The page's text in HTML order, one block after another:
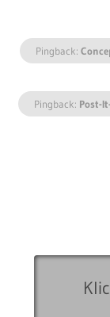
Pingback:
Pingback: Post-